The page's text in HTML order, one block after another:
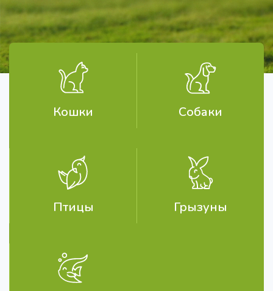
Кошки Собаки
Птицы Грызуны